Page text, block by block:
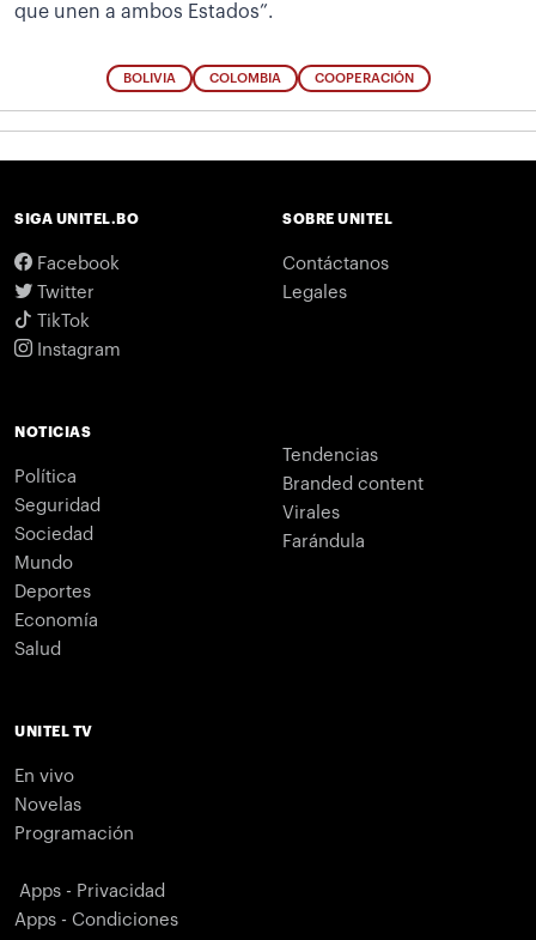
que unen a ambos Estados”.
BOLIVIA COLOMBIA COOPERACIÓN
SIGA UNITEL.BO
Facebook
Twitter
TikTok
Instagram
SOBRE UNITEL
Contáctanos
Legales
NOTICIAS
Política
Seguridad
Sociedad
Mundo
Deportes
Economía
Salud
Tendencias
Branded content
Virales
Farándula
UNITEL TV
En vivo
Novelas
Programación
Apps - Privacidad
Apps - Condiciones